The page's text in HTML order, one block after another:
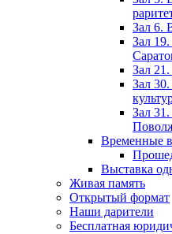
Зал 6.
Зал
Зал
Зал
Зал
Временные
Выставка
Живая память
Открытый формат
Наши дарители
Бесплатная